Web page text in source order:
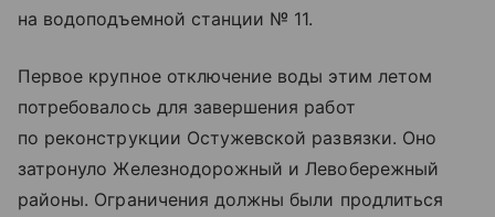
на водоподъемной станции № 11.
Первое крупное отключение воды этим летом
потребовалось для завершения работ
по реконструкции Остужевской развязки. Оно
затронуло Железнодорожный и Левобережный
районы. Ограничения должны были продлиться